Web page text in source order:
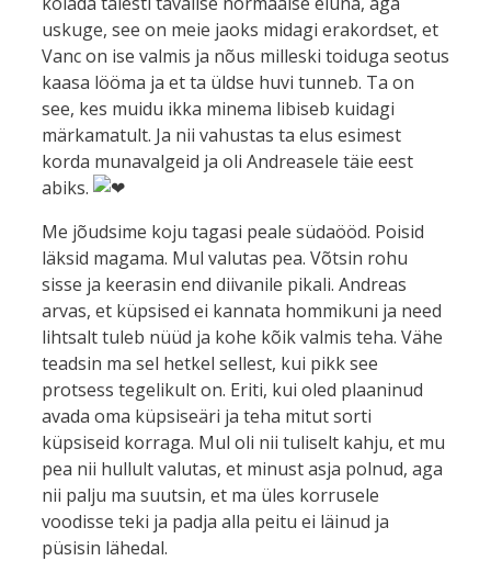
uskuge, see on meie jaoks midagi erakordset, et
Vanc on ise valmis ja nõus milleski toiduga seotus
kaasa lööma ja et ta üldse huvi tunneb. Ta on
see, kes muidu ikka minema libiseb kuidagi
märkamatult. Ja nii vahustas ta elus esimest
korda munavalgeid ja oli Andreasele täie eest
abiks.
Me jõudsime koju tagasi peale südaööd. Poisid
läksid magama. Mul valutas pea. Võtsin rohu
sisse ja keerasin end diivanile pikali. Andreas
arvas, et küpsised ei kannata hommikuni ja need
lihtsalt tuleb nüüd ja kohe kõik valmis teha. Vähe
teadsin ma sel hetkel sellest, kui pikk see
protsess tegelikult on. Eriti, kui oled plaaninud
avada oma küpsiseäri ja teha mitut sorti
küpsiseid korraga. Mul oli nii tuliselt kahju, et mu
pea nii hullult valutas, et minust asja polnud, aga
nii palju ma suutsin, et ma üles korrusele
voodisse teki ja padja alla peitu ei läinud ja
püsisin lähedal.